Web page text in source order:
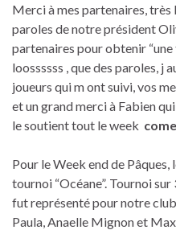
Merci à mes partenaires, très
paroles de notre président
partenaires pour obtenir “une
loossssss , que des paroles, j
joueurs qui m ont suivi, vos
et un grand merci à Fabien
le soutient tout le week
Pour le Week end de
tournoi “Océane”. Tournoi
fut représenté pour notre
Paula, Anaelle Mignon et